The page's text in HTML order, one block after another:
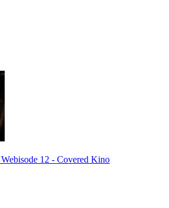
12 - Covered Kino